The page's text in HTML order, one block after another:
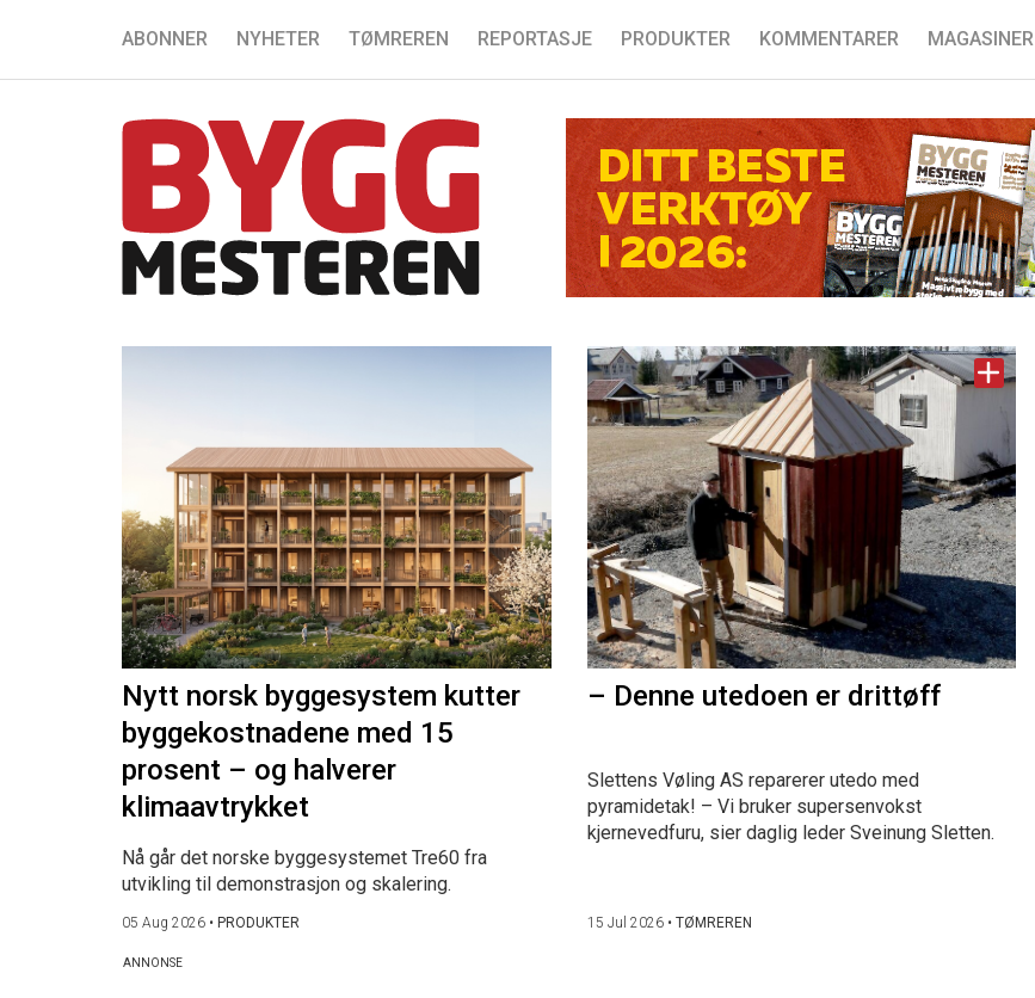
ABONNER NYHETER TØMREREN REPORTASJE PRODUKTER KOMMENTARER MAGASINER
Nytt norsk byggesystem kutter
byggekostnadene med 15
prosent – og halverer
klimaavtrykket
Nå går det norske byggesystemet Tre60 fra
utvikling til demonstrasjon og skalering.
05 Aug 2026 • PRODUKTER
– Denne utedoen er drittøff
Slettens Vøling AS reparerer utedo med
pyramidetak! – Vi bruker supersenvokst
kjernevedfuru, sier daglig leder Sveinung Sletten.
15 Jul 2026• TØMREREN